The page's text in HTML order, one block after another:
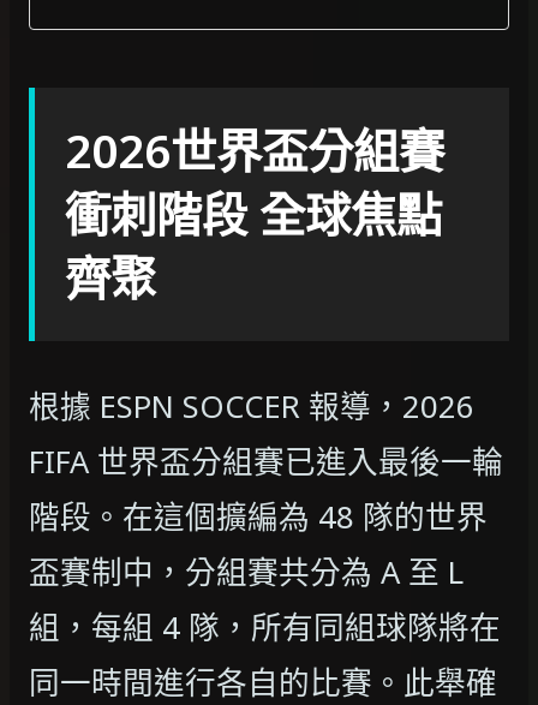
2026世界盃分組賽
衝刺階段 全球焦點
齊聚
根據 ESPN SOCCER 報導，2026
FIFA 世界盃分組賽已進入最後一輪
階段。在這個擴編為 48 隊的世界
盃賽制中，分組賽共分為 A 至 L
組，每組 4 隊，所有同組球隊將在
同一時間進行各自的比賽。此舉確